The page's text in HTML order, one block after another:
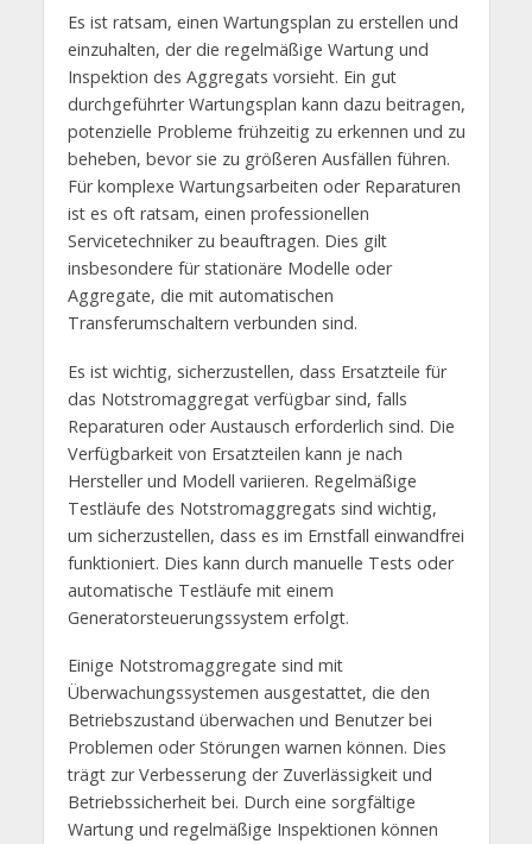
Es ist ratsam, einen Wartungsplan zu erstellen und
einzuhalten, der die regelmäßige Wartung und
Inspektion des Aggregats vorsieht. Ein gut
durchgeführter Wartungsplan kann dazu beitragen,
potenzielle Probleme frühzeitig zu erkennen und zu
beheben, bevor sie zu größeren Ausfällen führen.
Für komplexe Wartungsarbeiten oder Reparaturen
ist es oft ratsam, einen professionellen
Servicetechniker zu beauftragen. Dies gilt
insbesondere für stationäre Modelle oder
Aggregate, die mit automatischen
Transferumschaltern verbunden sind.
Es ist wichtig, sicherzustellen, dass Ersatzteile für
das Notstromaggregat verfügbar sind, falls
Reparaturen oder Austausch erforderlich sind. Die
Verfügbarkeit von Ersatzteilen kann je nach
Hersteller und Modell variieren. Regelmäßige
Testläufe des Notstromaggregats sind wichtig,
um sicherzustellen, dass es im Ernstfall einwandfrei
funktioniert. Dies kann durch manuelle Tests oder
automatische Testläufe mit einem
Generatorsteuerungssystem erfolgt.
Einige Notstromaggregate sind mit
Überwachungssystemen ausgestattet, die den
Betriebszustand überwachen und Benutzer bei
Problemen oder Störungen warnen können. Dies
trägt zur Verbesserung der Zuverlässigkeit und
Betriebssicherheit bei. Durch eine sorgfältige
Wartung und regelmäßige Inspektionen können